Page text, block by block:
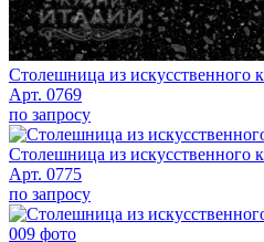
Столешница из искусственного
Арт. 0769
по запросу
Столешница из искусственного
Арт. 0775
по запросу